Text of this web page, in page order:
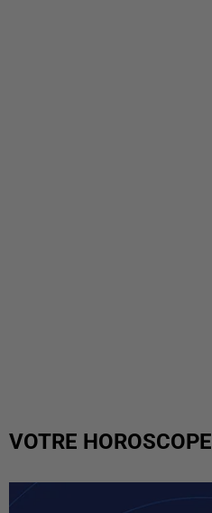
VOTRE HOROSCOPE